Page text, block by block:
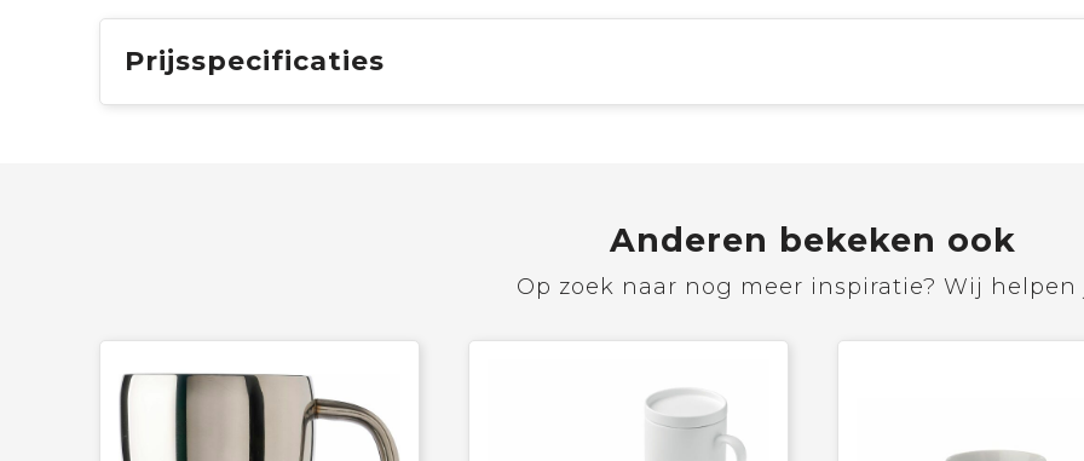
Prijsspecificaties
Anderen bekeken ook
Op zoek naar nog meer inspiratie? Wij helpen